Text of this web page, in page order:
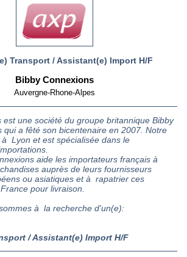
Transport / Assistant(e) Import H/F
Bibby Connexions
Auvergne-Rhone-Alpes
est une société du groupe britannique Bibby
qui a fêté son bicentenaire en 2007. Notre
Lyon et est spécialisée dans le
aide les importateurs français à
auprès de leurs fournisseurs
ou asiatiques et à rapatrier ces
pour livraison.
à la recherche d'un(e):
/ Assistant(e) Import H/F